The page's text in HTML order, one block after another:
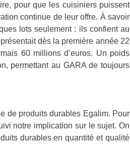
pour que les cuisiniers puissent
continue de leur offre. À savoir
lots seulement : ils confient au
dès la première année 22
60 millions d’euros. Un poids
permettant au GARA de toujours
de produits durables Egalim. Pour
notre implication sur le sujet. On
durables en quantité et qualité